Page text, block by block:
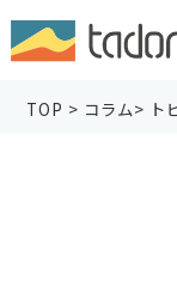
TOP > コラム> ト